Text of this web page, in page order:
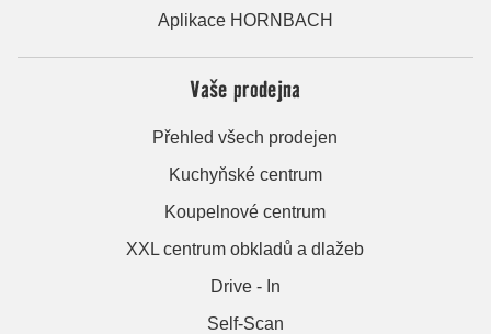
Aplikace HORNBACH
Vaše prodejna
Přehled všech prodejen
Kuchyňské centrum
Koupelnové centrum
XXL centrum obkladů a dlažeb
Drive - In
Self-Scan